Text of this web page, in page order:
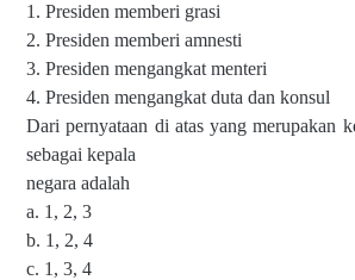
1. Presiden memberi grasi
2. Presiden memberi amnesti
3. Presiden mengangkat menteri
4. Presiden mengangkat duta dan konsul
Dari pernyataan di atas yang merupakan
sebagai kepala
negara adalah
a. 1, 2, 3
b. 1, 2, 4
c. 1, 3, 4